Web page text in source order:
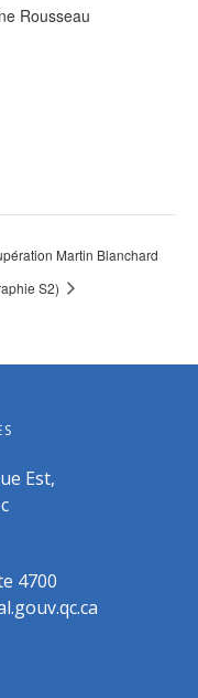
Rousseau
Martin Blanchard
S2)
Est,
4700